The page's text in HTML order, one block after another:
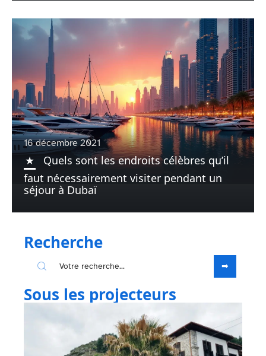
16 décembre 2021
Quels sont les endroits célèbres qu’il
faut nécessairement visiter pendant un
séjour à Dubaï
Recherche
Sous les projecteurs